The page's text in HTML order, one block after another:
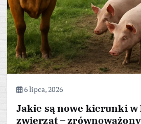
6 lipca, 2026
Jakie są nowe kierunki
zwierząt –